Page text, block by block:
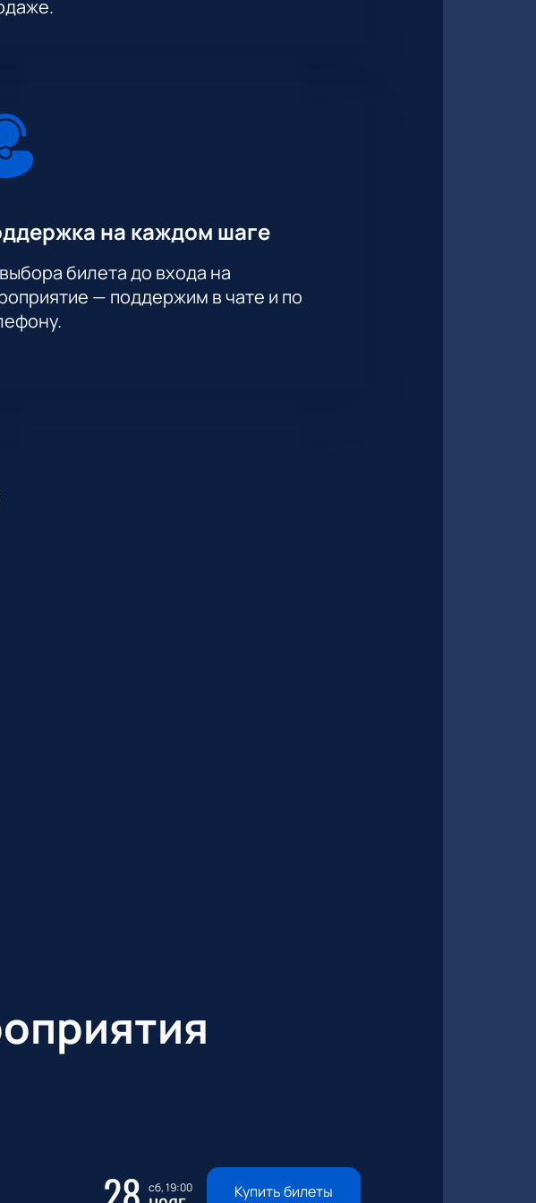
на каждом шаге
билета до входа на
— поддержим в чате и по
сб, 19:00 Купить билеты